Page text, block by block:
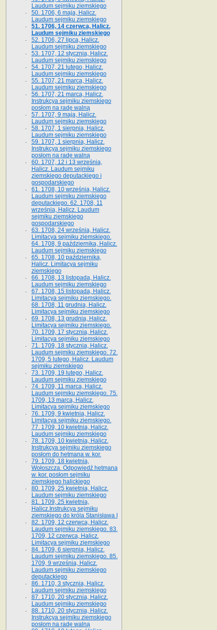
Laudum sejmiku ziemskiego
50. 1706, 6 maja, Halicz.
Laudum sejmiku ziemskiego
51. 1706, 14 czerwca, Halicz.
Laudum sejmiku ziemskiego
52. 1706, 27 lipca, Halicz.
Laudum sejmiku ziemskiego
53. 1707, 12 stycznia, Halicz.
Laudum sejmiku ziemskiego
54. 1707, 21 lutego, Halicz.
Laudum sejmiku ziemskiego
55. 1707, 21 marca, Halicz.
Laudum sejmiku ziemskiego
56. 1707, 21 marca, Halicz.
Instrukcya sejmiku ziemskiego
posłom na radę walną
57. 1707, 9 maja, Halicz.
Laudum sejmiku ziemskiego
58. 1707, 1 sierpnia, Halicz.
Laudum sejmiku ziemskiego
59. 1707, 1 sierpnia, Halicz.
Instrukcya sejmiku ziemskiego
posłom na radę walną
60. 1707, 12 i 13 września,
Halicz. Laudum sejmiku
ziemskiego deputackiego i
gospodarskiego
61. 1708, 10 września, Halicz.
Laudum sejmiku ziemskiego
deputackiego. 62. 1708, 11
września, Halicz. Laudum
sejmiku ziemskiego
gospodarskiego
63. 1708, 24 września, Halicz.
Limitacya sejmiku ziemskiego.
64. 1708, 9 października, Halicz.
Laudum sejmiku ziemskiego
65­. 1708, 10 października,
Halicz. Limitacya sejmiku
ziemskiego
66. 1708, 13 listopada, Halicz.
Laudum sejmiku ziemskiego
67. 1708, 15 listopada, Halicz.
Limitacya sejmiku ziemskiego.
68. 1708, 11 grudnia, Halicz.
Limitacya sejmiku ziemskiego
69. 1708, 13 grudnia, Halicz.
Limitacya sejmiku ziemskiego.
70. 1709, 17 stycznia, Halicz.
Limitacya sejmiku ziemskiego
71. 1709, 18 stycznia, Halicz.
Laudum sejmiku ziemskiego. 72.
1709, 5 lutego, Halicz. Laudum
sejmiku ziemskiego
73. 1709, 19 lutego, Halicz.
Laudum sejmiku ziemskiego
74. 1709, 11 marca, Halicz.
Laudum sejmiku ziemskiego. 75.
1709, 13 marca, Halicz.
Limitacya sejmiku ziemskiego
76. 1709, 9 kwietnia, Halicz.
Limitacya sejmiku ziemskiego.
77. 1709, 10 kwietnia, Halicz.
Laudum sejmiku ziemskiego
78. 1709, 10 kwietnia, Halicz.
Instrukcya sejmiku ziemskiego
posłom do hetmana w. kor.
79. 1709, 18 kwietnia,
Wołoszcza. Odpowiedź hetmana
w. kor. posłom sejmiku
ziemskiego halickiego
80. 1709, 25 kwietnia, Halicz.
Laudum sejmiku ziemskiego
81. 1709, 25 kwietnia,
Halicz.Instrukcya sejmiku
ziemskiego do króla Stanisława I
82. 1709, 12 czerwca, Halicz.
Laudum sejmiku ziemskiego. 83.
1709, 12 czerwca, Halicz.
Limitacya sejmiku ziemskiego
84. 1709, 6 sierpnia, Halicz.
Laudum sejmiku ziemskiego. 85.
1709, 9 września, Halicz.
Laudum sejmiku ziemskiego
deputackiego
86. 1710, 3 stycznia, Halicz.
Laudum sejmiku ziemskiego
87. 1710, 20 stycznia, Halicz.
Laudum sejmiku ziemskiego
88. 1710, 20 stycznia, Halicz.
Instrukcya sejmiku ziemskiego
posłom na radę walną